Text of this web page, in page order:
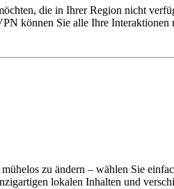
die in Ihrer Region nicht
können Sie alle Ihre
zu ändern – wählen Sie
lokalen Inhalten und